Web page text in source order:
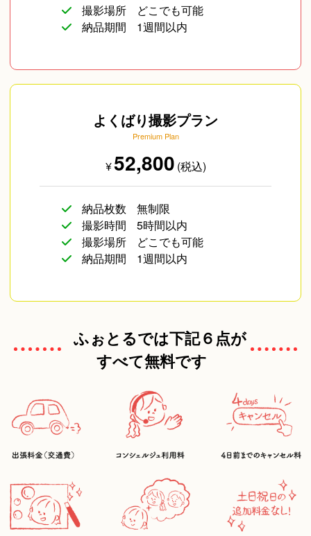
撮影場所
どこでも可能
納品期間
1週間以内
よくばり撮影プラン
Premium Plan
¥52,800 (税込)
納品枚数
無制限
撮影時間
5時間以内
撮影場所
どこでも可能
納品期間
1週間以内
ふぉとるでは下記６点が
すべて無料です